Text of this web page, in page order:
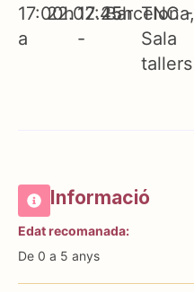
17:00h
a
22.02.25
17:45h
-
Barcelona
TNC -
Sala
tallers
Informació
Edat recomanada:
De 0 a 5 anys